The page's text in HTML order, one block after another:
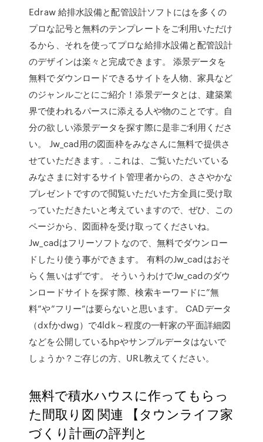
Edraw 給排水設備と配管設計ソフトにはを多くの
プロな記号と無料のテンプレートをご利用いただけ
るから、それを使ってプロな給排水設備と配管設計
のデザインは楽々と完成できます。 添景データを
無料でダウンロードできるサイトを人物、家具など
のジャンルごとにご紹介！添景データとは、建築業
界で使われるパースに添える人や物のことです。自
分の欲しい添景データを探す際に是非ご利用くださ
い。 Jw_cad用の図面枠をみなさんに無料で提供さ
せていただきます。. これは、ご覧いただいている
みなさまに対するサイト管理者からの、ささやかな
プレゼントですので閲覧いただいた方全員に受け取
っていただきたいと考えていますので、ぜひ、この
ページから、図面枠を受け取ってくださいね。
Jw_cadはフリーソフトなので、無料でダウンロー
ドしたり使う事ができます。 有料のJw_cadはおそ
らく無いはずです。 そういうわけでJw_cadのダウ
ンロードサイトを探す際、検索キーワードに”無
料”や”フリー”は要らないと思います。 CADデータ
（dxfかdwg）で4ldk～程度の一軒家の平面詳細図
などを公開しているhpやサンプルデータはないで
しょうか？ご存じの方、URL教えてください。
無料で積水ハウスに作ってもらっ
た間取り図 関連 【タウンライフ家
づくり計画の評判と